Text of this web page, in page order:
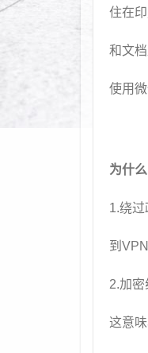
住在
和文
使用微
为什
1.绕
到
2.加
这意